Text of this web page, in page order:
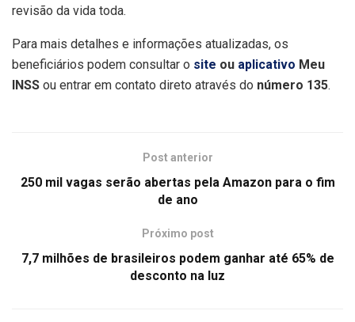
revisão da vida toda.
Para mais detalhes e informações atualizadas, os
beneficiários podem consultar o site ou aplicativo Meu
INSS ou entrar em contato direto através do número 135.
Post anterior
250 mil vagas serão abertas pela Amazon para o fim
de ano
Próximo post
7,7 milhões de brasileiros podem ganhar até 65% de
desconto na luz